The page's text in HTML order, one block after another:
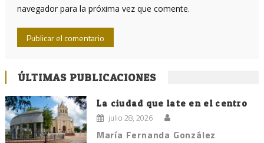
navegador para la próxima vez que comente.
ÚLTIMAS PUBLICACIONES
La ciudad que late en el centro
julio 28, 2026
María Fernanda González